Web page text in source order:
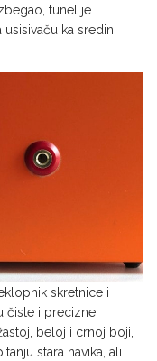
tunel je
ka sredini
skretnice i
čiste i precizne
beloj i crnoj boji,
stara navika, ali